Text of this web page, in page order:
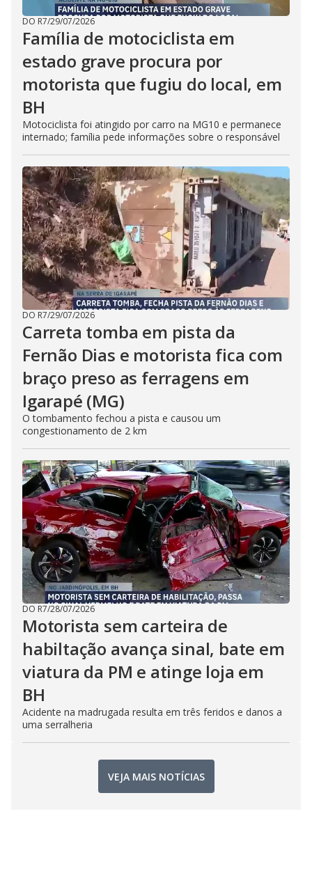
DO R7/29/07/2026
Família de motociclista em
estado grave procura por
motorista que fugiu do local, em
BH
Motociclista foi atingido por carro na MG10 e permanece
internado; família pede informações sobre o responsável
DO R7/29/07/2026
Carreta tomba em pista da
Fernão Dias e motorista fica com
braço preso as ferragens em
Igarapé (MG)
O tombamento fechou a pista e causou um
congestionamento de 2 km
DO R7/28/07/2026
Motorista sem carteira de
habiltação avança sinal, bate em
viatura da PM e atinge loja em
BH
Acidente na madrugada resulta em três feridos e danos a
uma serralheria
VEJA MAIS NOTÍCIAS